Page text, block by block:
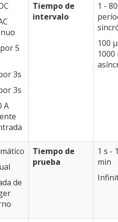
5
3s
3s
A
Tiempo de
intervalo
1 -
100
1000
de
Tiempo de
prueba
1 s -
min